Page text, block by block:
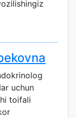
uchun
toifali